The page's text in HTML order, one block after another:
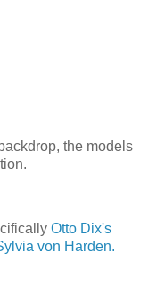
the models
Otto Dix's
von Harden.